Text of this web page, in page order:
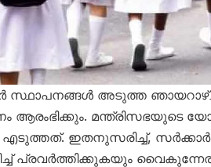
സ്ഥാപനങ്ങൾ അടുത്ത
ആരംഭിക്കും. മന്ത്രിസഭയുടെ
എടുത്തത്. ഇതനുസരിച്ച്,
പ്രവർത്തിക്കുകയും വൈകുന്നേര